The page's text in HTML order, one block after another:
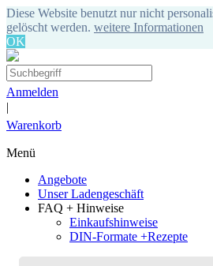
Diese Website benutzt nur nicht
gelöscht werden. weitere Informationen
OK
Anmelden
|
Warenkorb
Menü
Angebote
Unser Ladengeschäft
FAQ + Hinweise
Einkaufshinweise
DIN-Formate +Rezepte